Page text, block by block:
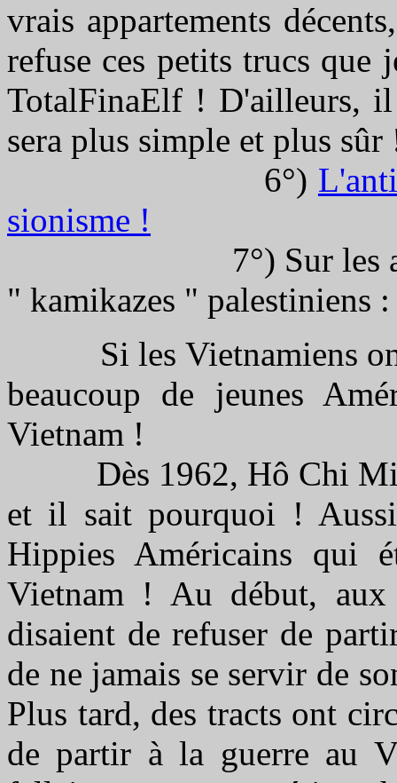
vrais appartements
refuse ces petits trucs
TotalFinaElf ! D'ailleurs,
sera plus simple et plus sûr
6°)
sionisme !
7°) Sur les
" kamikazes " palestiniens :
Si les Vietnamiens ont
beaucoup de jeunes
Vietnam !
Dès 1962, Hô Chi
et il sait pourquoi !
Hippies Américains qui
Vietnam ! Au début,
disaient de refuser de
de ne jamais se servir de
Plus tard, des tracts ont
de partir à la guerre au